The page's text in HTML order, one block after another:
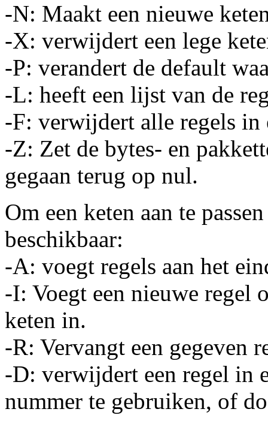
-N: Maakt een nieuwe
-X: verwijdert een lege
-P: verandert de default
-L: heeft een lijst van de
-F: verwijdert alle regels in
-Z: Zet de bytes- en
gegaan terug op nul.
Om een keten aan te
beschikbaar:
-A: voegt regels aan het
-I: Voegt een nieuwe regel
keten in.
-R: Vervangt een gegeven
-D: verwijdert een regel in
nummer te gebruiken, of